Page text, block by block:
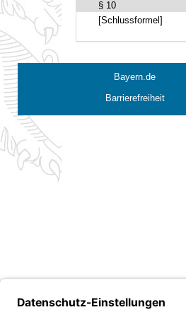
§ 10
[Schlussformel]
Bayern.de
Barrierefreiheit